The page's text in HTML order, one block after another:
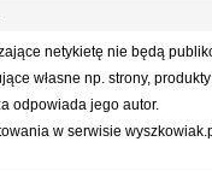
netykietę nie będą
własne np. strony,
odpowiada jego autor.
w serwisie